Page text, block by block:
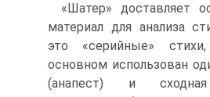
«Шатер» доставляет
материал для анализа
это «серийные»
основном использован
(анапест) и сходная